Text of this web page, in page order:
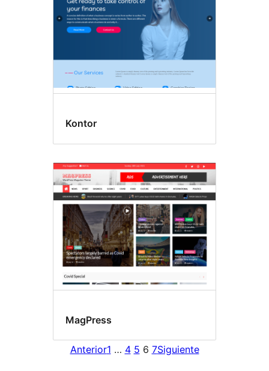
Kontor
MagPress
Anterior1 … 4 5 6 7Siguiente